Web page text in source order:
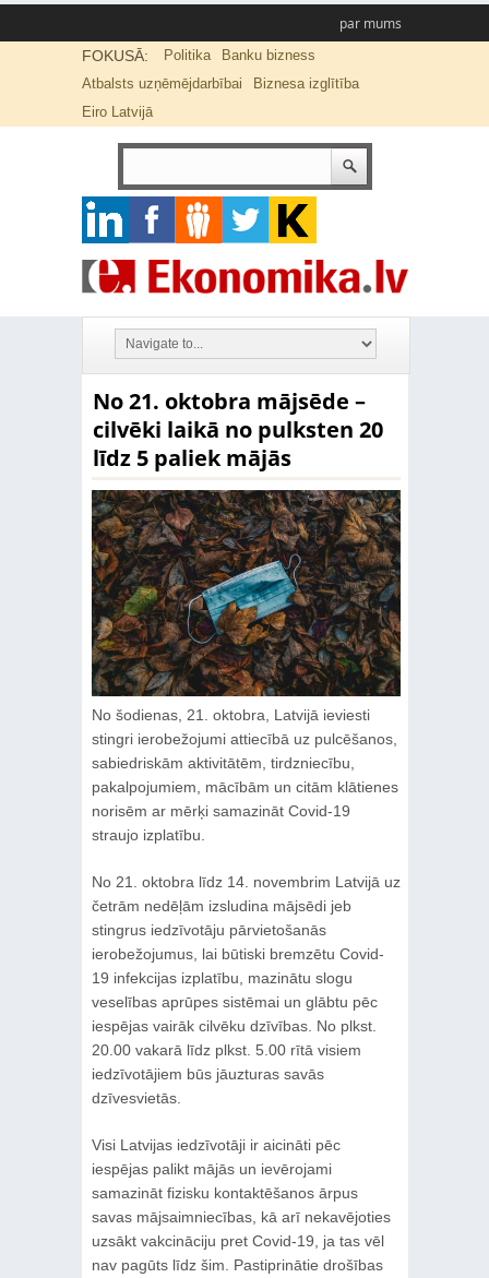
par mums
FOKUSĀ: Politika
Banku bizness
Atbalsts uzņēmējdarbībai
Biznesa izglītība
Eiro Latvijā
No 21. oktobra mājsēde –
cilvēki laikā no pulksten 20
līdz 5 paliek mājās
No šodienas, 21. oktobra, Latvijā ieviesti
stingri ierobežojumi attiecībā uz pulcēšanos,
sabiedriskām aktivitātēm, tirdzniecību,
pakalpojumiem, mācībām un citām klātienes
norisēm ar mērķi samazināt Covid-19
straujo izplatību.
No 21. oktobra līdz 14. novembrim Latvijā uz
četrām nedēļām izsludina mājsēdi jeb
stingrus iedzīvotāju pārvietošanās
ierobežojumus, lai būtiski bremzētu Covid-
19 infekcijas izplatību, mazinātu slogu
veselības aprūpes sistēmai un glābtu pēc
iespējas vairāk cilvēku dzīvības. No plkst.
20.00 vakarā līdz plkst. 5.00 rītā visiem
iedzīvotājiem būs jāuzturas savās
dzīvesvietās.
Visi Latvijas iedzīvotāji ir aicināti pēc
iespējas palikt mājās un ievērojami
samazināt fizisku kontaktēšanos ārpus
savas mājsaimniecības, kā arī nekavējoties
uzsākt vakcināciju pret Covid-19, ja tas vēl
nav pagūts līdz šim. Pastiprinātie drošības